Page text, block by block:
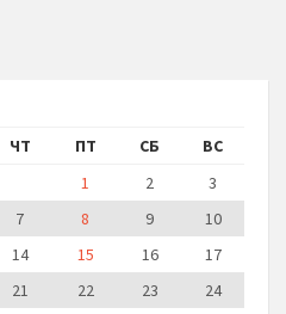
ЧТ ПТ СБ ВС
1 2
3
7 8 9
10
14 15 16
17
21 22 23
24